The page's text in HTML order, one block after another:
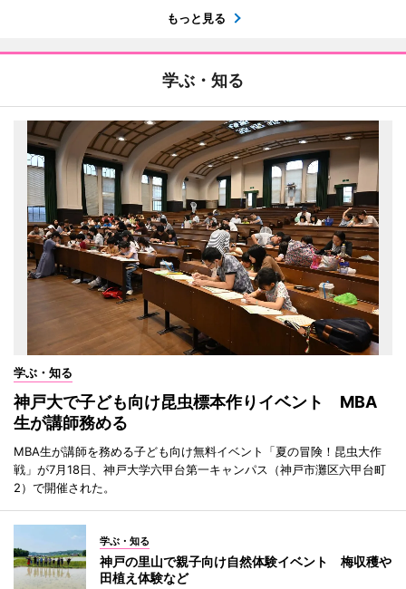
もっと見る
学ぶ・知る
学ぶ・知る
神戸大で子ども向け昆虫標本作りイベント MBA
生が講師務める
MBA生が講師を務める子ども向け無料イベント「夏の冒険！昆虫大作
戦」が7月18日、神戸大学六甲台第一キャンパス（神戸市灘区六甲台町
2）で開催された。
学ぶ・知る
神戸の里山で親子向け自然体験イベント 梅収穫や
田植え体験など